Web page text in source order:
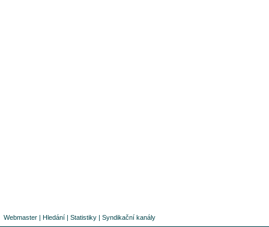
Webmaster | Hledání | Statistiky | Syndikační kanály